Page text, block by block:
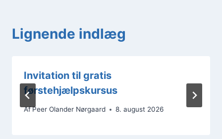
Lignende indlæg
Invitation til gratis
førstehjælpskursus
AfPeer Olander Nørgaard 8. august 2026